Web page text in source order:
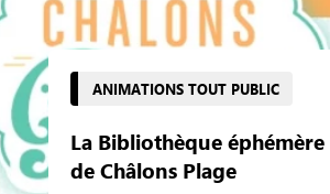
ANIMATIONS TOUT PUBLIC
La Bibliothèque éphémère
de Châlons Plage